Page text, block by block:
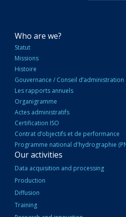
NAVIGATION
PRINCIPALE
Who are we?
Statut
Missions
Histoire
Gouvernance / Conseil d’administration
Les rapports annuels
Organigramme
Actes administratifs
Certification ISO
Contrat d’objectifs et de performance
Programme national d'hydrographie
Our activities
Data acquisition and processing
Production
Diffusion
Training